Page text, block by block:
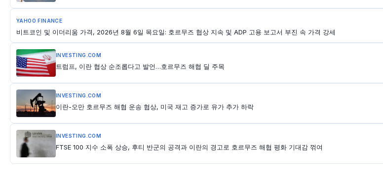
YAHOO FINANCE
비트코인 및 이더리움 가격, 2026년 8월 6일 목요일: 호르무즈 협상 지속 및 ADP 고용 보고서 부진 속 가격 강세
INVESTING.COM
트럼프, 이란 협상 순조롭다고 발언…호르무즈 해협 딜 주목
INVESTING.COM
이란-오만 호르무즈 해협 운송 협상, 미국 재고 증가로 유가 추가 하락
INVESTING.COM
FTSE 100 지수 소폭 상승, 후티 반군의 공격과 이란의 경고로 호르무즈 해협 평화 기대감 꺾여